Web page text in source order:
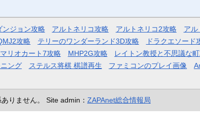
ンジョン攻略 アルトネリコ攻略 アルトネリコ2攻略 アル
攻略 テリーのワンダーランド3D攻略 ドラクエソード
マリオカート7攻略 MHP2G攻略 レイトン教授と不思議な
ング ステルス将棋 棋譜再生 ファミコンのプレイ画像
りません。 Site admin： ZAPAnet総合情報局